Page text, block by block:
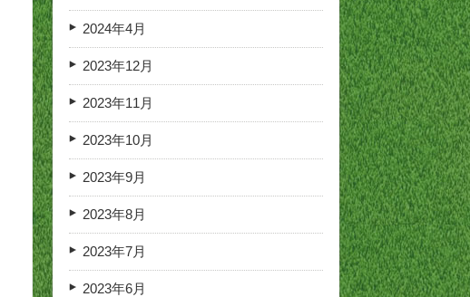
2024年4月
2023年12月
2023年11月
2023年10月
2023年9月
2023年8月
2023年7月
2023年6月